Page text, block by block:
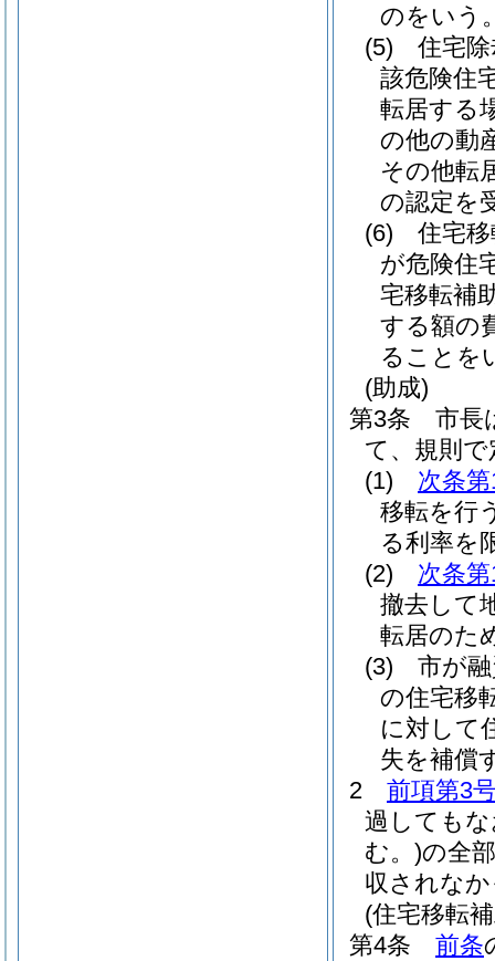
のをいう
(5)
住宅
該危険住
転居する
の他の動
その他転
の認定を
(6)
住宅
が危険住
宅移転補
する額の
ることを
(助成)
第3条
市長
て、規則
(1)
次条
移転を行
る利率を
(2)
次条
撤去して
転居のた
(3)
市が
の住宅移
に対して
失を補償
2
前項第3
過しても
む。)の全
収されな
(住宅移転
第4条
前条